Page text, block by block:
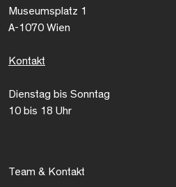
Museumsplatz 1
A-1070 Wien
Kontakt
Dienstag bis Sonntag
10 bis 18 Uhr
Team & Kontakt